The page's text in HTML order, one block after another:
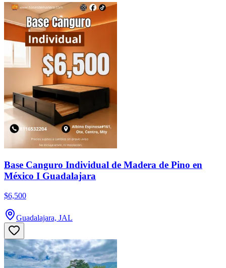
Base Canguro Individual de Madera de Pino en
México I Guadalajara
$6,500
Guadalajara, JAL